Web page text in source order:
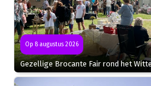
Op 8 augustus 2026
Gezellige Brocante Fair rond het